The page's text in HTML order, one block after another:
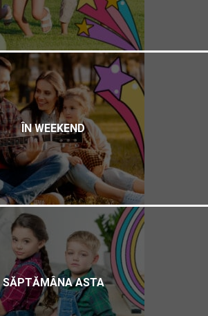
ÎN WEEKEND
SĂPTĂMÂNA ASTA